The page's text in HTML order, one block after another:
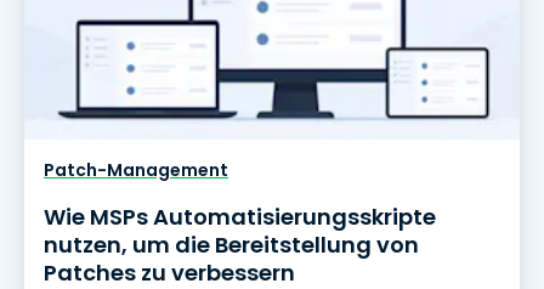
Patch-Management
Wie MSPs Automatisierungsskripte
nutzen, um die Bereitstellung von
Patches zu verbessern